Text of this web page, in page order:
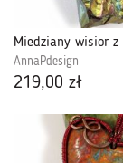
AnnaPdesign
219,00 zł